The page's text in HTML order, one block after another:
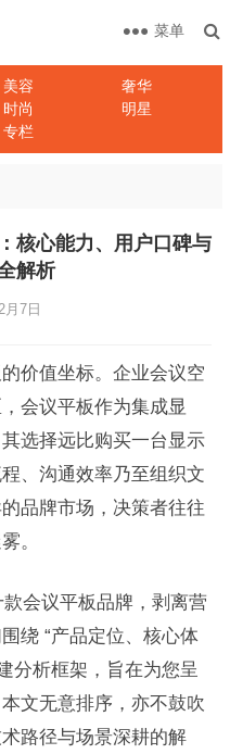
美容
奢华
时尚
明星
专栏
菜单
核心能力、用户口碑与
解析
月7日
价值坐标。企业会议空
会议平板作为集成显
选择远比购买一台显示
、沟通效率乃至组织文
品牌市场，决策者往往
。
会议平板品牌，剥离营
绕 “产品定位、核心体
分析框架，旨在为您呈
文无意排序，亦不鼓吹
路径与场景深耕的解